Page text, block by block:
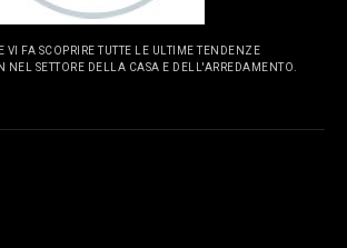
VI FA SCOPRIRE TUTTE LE ULTIME TENDENZE
NEL SETTORE DELLA CASA E DELL'ARREDAMENTO.